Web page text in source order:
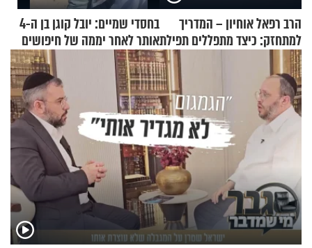
הרב רפאל אוחיון – המדריך
למתחזק: כיצד מתפללים תפילת
שמונה עשרה?
בחסדי שמיים: יובל קוגן בן ה-4
אותר לאחר יממה של חיפושים